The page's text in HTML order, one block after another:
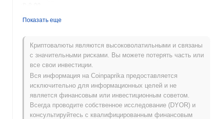
Какова история ценового диапазона Villa Coin?
Исторический максимум (ATH):
Исторический минимум (ATL):
Villa Coin в настоящее время торгуется на
своего ATH .
Как Villa Coin работает по сравнению с более
широким криптовалютным рынком?
Показать еще
Криптовалюты являются высоковолатильными и связаны
с значительными рисками. Вы можете потерять часть или
все свои инвестиции.
Вся информация на Coinpaprika предоставляется
исключительно для информационных целей и не
является финансовым или инвестиционным советом.
Всегда проводите собственное исследование (DYOR) и
консультируйтесь с квалифицированным финансовым